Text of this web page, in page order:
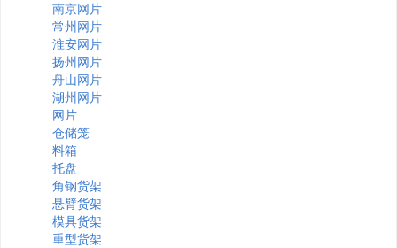
南京网片
常州网片
淮安网片
扬州网片
舟山网片
湖州网片
网片
仓储笼
料箱
托盘
角钢货架
悬臂货架
模具货架
重型货架